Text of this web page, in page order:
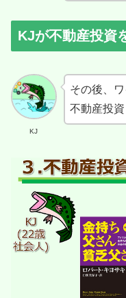
KJが不動産投資
KJ
その後、
不動産投資